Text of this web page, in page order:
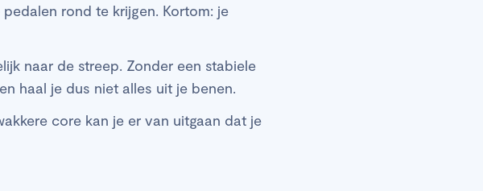
rond te krijgen. Kortom: je
naar de streep. Zonder een stabiele
haal je dus niet alles uit je benen.
core kan je er van uitgaan dat je